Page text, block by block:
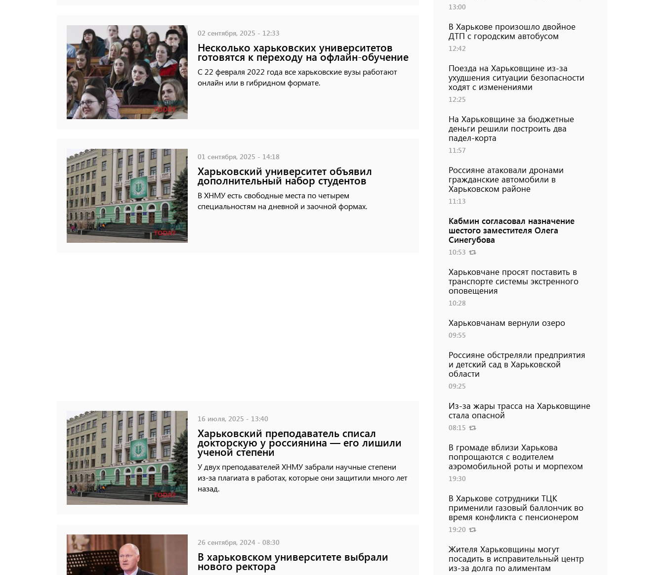
02 сентября, 2025 - 12:33
Несколько харьковских университетов
готовятся к переходу на офлайн-обучение
С 22 февраля 2022 года все харьковские вузы работают
онлайн или в гибридном формате.
01 сентября, 2025 - 14:18
Харьковский университет объявил
дополнительный набор студентов
В ХНМУ есть свободные места по четырем
специальностям на дневной и заочной формах.
16 июля, 2025 - 13:40
Харьковский преподаватель списал
докторскую у россиянина — его лишили
ученой степени
У двух преподавателей ХНМУ забрали научные степени
из-за плагиата в работах, которые они защитили много лет
назад.
26 сентября, 2024 - 08:30
В харьковском университете выбрали
нового ректора
13:00
В Харькове произошло двойное
ДТП с городским автобусом
12:42
Поезда на Харьковщине из-за
ухудшения ситуации безопасности
ходят с изменениями
12:25
На Харьковщине за бюджетные
деньги решили построить два
падел-корта
11:57
Россияне атаковали дронами
гражданские автомобили в
Харьковском районе
11:13
Кабмин согласовал назначение
шестого заместителя Олега
Синегубова
10:53
Харьковчане просят поставить в
транспорте системы экстренного
оповещения
10:28
Харьковчанам вернули озеро
09:55
Россияне обстреляли предприятия
и детский сад в Харьковской
области
09:25
Из-за жары трасса на Харьковщине
стала опасной
08:15
В громаде вблизи Харькова
попрощаются с водителем
аэромобильной роты и морпехом
19:30
В Харькове сотрудники ТЦК
применили газовый баллончик во
время конфликта с пенсионером
19:20
Жителя Харьковщины могут
посадить в исправительный центр
из-за долга по алиментам